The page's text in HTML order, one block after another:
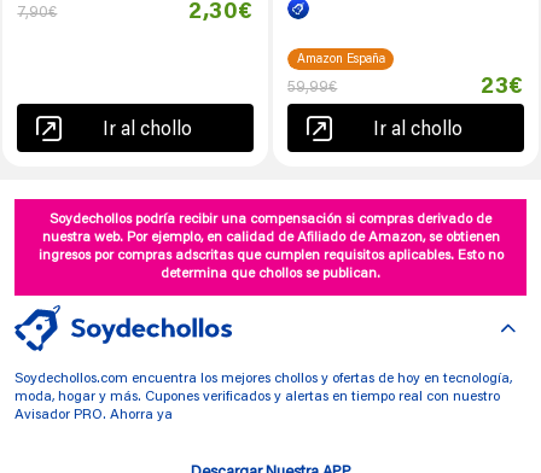
7,90€ 2,30€
Ir al chollo
Amazon España
59,99€ 23€
Ir al chollo
Soydechollos podría recibir una compensación si compras derivado de
nuestra web. Por ejemplo, en calidad de Afiliado de Amazon, se obtienen
ingresos por compras adscritas que cumplen requisitos aplicables. Esto no
determina que chollos se publican.
Soydechollos.com encuentra los mejores chollos y ofertas de hoy en tecnología,
moda, hogar y más. Cupones verificados y alertas en tiempo real con nuestro
Avisador PRO. Ahorra ya